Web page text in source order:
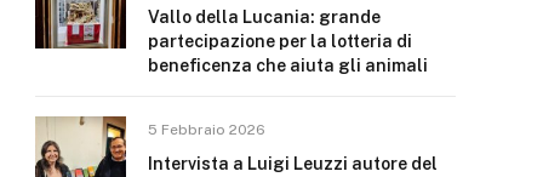
Vallo della Lucania: grande
partecipazione per la lotteria di
beneficenza che aiuta gli animali
5 Febbraio 2026
Intervista a Luigi Leuzzi autore del